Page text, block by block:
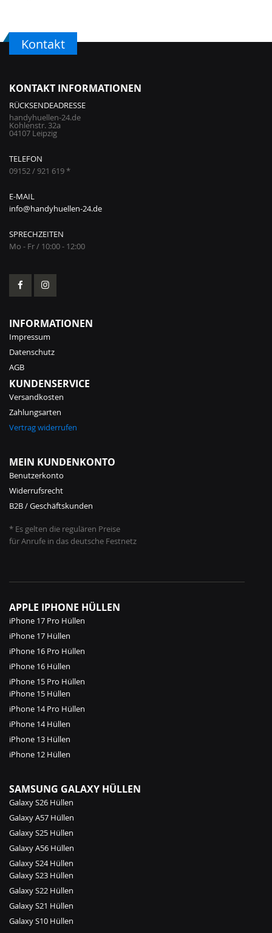
Kontakt
KONTAKT INFORMATIONEN
RÜCKSENDEADRESSE
handyhuellen-24.de
Kohlenstr. 32a
04107 Leipzig
TELEFON
09152 / 921 619 *
E-MAIL
info@handyhuellen-24.de
SPRECHZEITEN
Mo - Fr / 10:00 - 12:00
INFORMATIONEN
Impressum
Datenschutz
AGB
KUNDENSERVICE
Versandkosten
Zahlungsarten
Vertrag widerrufen
MEIN KUNDENKONTO
Benutzerkonto
Widerrufsrecht
B2B / Geschäftskunden
* Es gelten die regulären Preise
für Anrufe in das deutsche Festnetz
APPLE IPHONE HÜLLEN
iPhone 17 Pro Hüllen
iPhone 17 Hüllen
iPhone 16 Pro Hüllen
iPhone 16 Hüllen
iPhone 15 Pro Hüllen
iPhone 15 Hüllen
iPhone 14 Pro Hüllen
iPhone 14 Hüllen
iPhone 13 Hüllen
iPhone 12 Hüllen
SAMSUNG GALAXY HÜLLEN
Galaxy S26 Hüllen
Galaxy A57 Hüllen
Galaxy S25 Hüllen
Galaxy A56 Hüllen
Galaxy S24 Hüllen
Galaxy S23 Hüllen
Galaxy S22 Hüllen
Galaxy S21 Hüllen
Galaxy S10 Hüllen